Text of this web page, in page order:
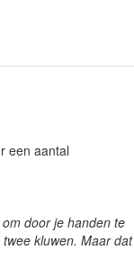
een aantal
door je handen te
kluwen. Maar dat